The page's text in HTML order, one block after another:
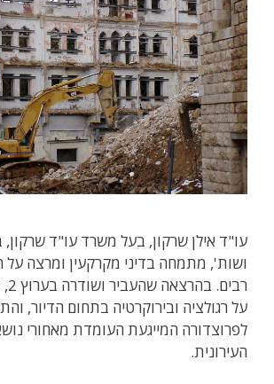
עו"ד אילן שרקון, בעל משרד עו"ד
ושות', מתמחה בדיני מקרקעין ומרצה
על רגולציה ובירוקרטיה בתחום הדיור,
לפרוצדורה המייגעת העומדת מאחורי
העירונית.